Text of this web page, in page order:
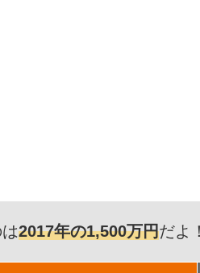
2017年の1,500万円だよ